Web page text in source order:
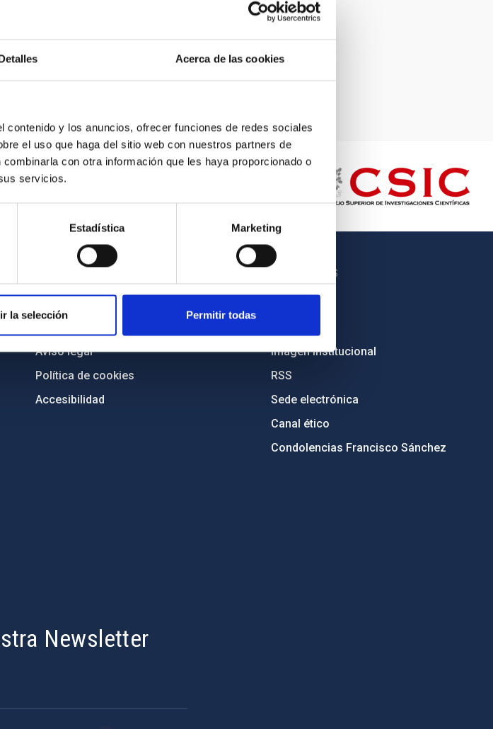
Acerca de las cookies
y los anuncios, ofrecer funciones de redes sociales
el uso que haga del sitio web con nuestros partners de
con otra información que les haya proporcionado o
servicios.
Estadística Marketing
la selección Permitir todas
Aviso legal
Política de cookies
Accesibilidad
OTROS ENLACES
Imagen institucional
RSS
Sede electrónica
Canal ético
Condolencias Francisco Sánchez
Newsletter